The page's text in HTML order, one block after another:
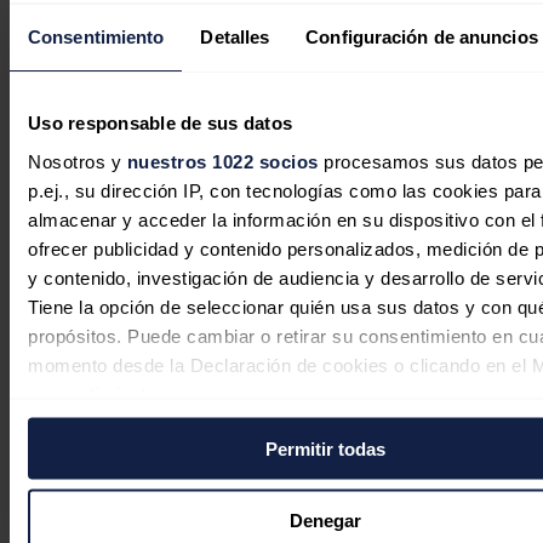
Consentimiento Detalles Configuración de anuncios
Uso responsable de sus datos
Nosotros y nuestros 1022 socios procesamos sus datos
p.ej., su dirección IP, con tecnologías como las cookies para
almacenar y acceder la información en su dispositivo con el
ofrecer publicidad y contenido personalizados, medición de
y contenido, investigación de audiencia y desarrollo de
Tiene la opción de seleccionar quién usa sus datos y con
propósitos. Puede cambiar o retirar su consentimiento en
momento desde la Declaración de cookies o clicando en el
Si lo permite, también quisiéramos:
Recopilar información sobre su ubicación geográfica
puede tener una precisión de varios metros
Permitir todas
Denegar
largos" y se intentará que sean "los más cortos" posible para
recibido oposición para recabarinformación
actuaciones "que fueran necesarias" para acceder a esos informes.
Por último, Aagesen ha insistido en que el Ejecutivo está centrado al
100% enidentificar las causasy, una vez que estas queden claras,
tendrá la "mano tendida" para escuchar "todas y cada una" de las
propuestas de la Cámara Baja.
Noticias relacionadas
El interés por las baterías industriales
se dispara un 75% en España tras el
impacto económico del gran apagón